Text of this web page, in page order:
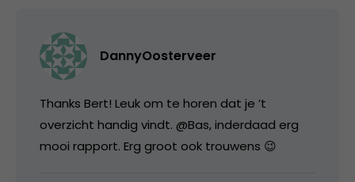
DannyOosterveer
Thanks Bert! Leuk om te horen dat je ’t
overzicht handig vindt. @Bas, inderdaad erg
mooi rapport. Erg groot ook trouwens 😉